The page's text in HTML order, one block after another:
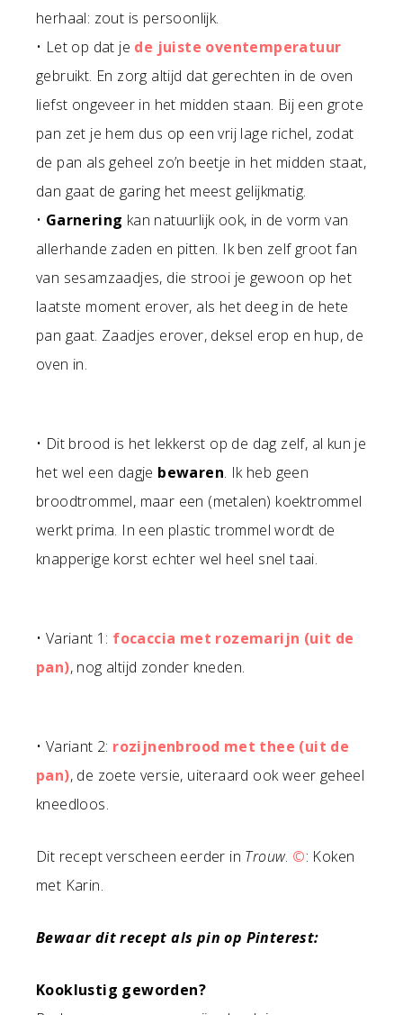
herhaal: zout is persoonlijk.
• Let op dat je de juiste oventemperatuur
gebruikt. En zorg altijd dat gerechten in de oven
liefst ongeveer in het midden staan. Bij een grote
pan zet je hem dus op een vrij lage richel, zodat
de pan als geheel zo’n beetje in het midden staat,
dan gaat de garing het meest gelijkmatig.
• Garnering kan natuurlijk ook, in de vorm van
allerhande zaden en pitten. Ik ben zelf groot fan
van sesamzaadjes, die strooi je gewoon op het
laatste moment erover, als het deeg in de hete
pan gaat. Zaadjes erover, deksel erop en hup, de
oven in.
• Dit brood is het lekkerst op de dag zelf, al kun je
het wel een dagje bewaren. Ik heb geen
broodtrommel, maar een (metalen) koektrommel
werkt prima. In een plastic trommel wordt de
knapperige korst echter wel heel snel taai.
• Variant 1: focaccia met rozemarijn (uit de
pan), nog altijd zonder kneden.
• Variant 2: rozijnenbrood met thee (uit de
pan), de zoete versie, uiteraard ook weer geheel
kneedloos.
Dit recept verscheen eerder in Trouw. ©: Koken
met Karin.
Bewaar dit recept als pin op Pinterest:
Kooklustig geworden?